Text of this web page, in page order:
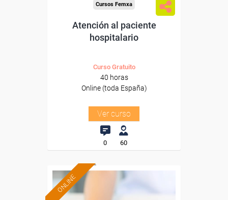
Cursos Femxa
Atención al paciente
hospitalario
Curso Gratuito
40 horas
Online (toda España)
Ver curso
0 60
ONLINE